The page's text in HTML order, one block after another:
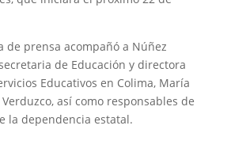
de prensa acompañó a Núñez
de Educación y directora
Educativos en Colima, María
así como responsables de
la dependencia estatal.